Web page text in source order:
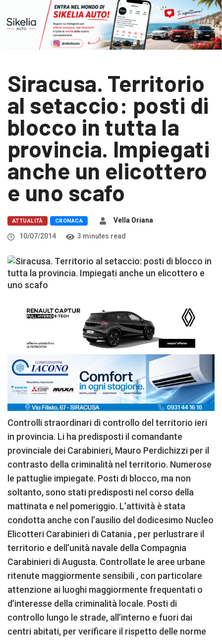
Siracusa. Territorio
al setaccio: posti di
blocco in tutta la
provincia. Impiegati
anche un elicottero
e uno scafo
ATTUALITÀ CRONACA
Vella Oriana
10/07/2014
3 minutes read
Controlli straordinari di controllo del territorio ieri
in provincia. Li ha predisposti il comandante
provinciale dei Carabinieri, Mauro Perdichizzi per il
contrasto della criminalità nel territorio. Numerose
le pattuglie impiegate. Posti di blocco, ma non
soltanto, sono stati predisposti nel corso della
mattinata e nel pomeriggio. L’attività è stata
condotta anche con l’ausilio del dodicesimo Nucleo
Elicotteri Carabinieri di Catania , per perlustrare il
territorio e dell’unità navale della Compagnia
Carabinieri di Augusta. Controllate le aree urbane
ritenute maggiormente sensibili , con particolare
attenzione ai luoghi maggiormente frequentati o
d’interesse della criminalità locale. Posti di
controllo lungo le strade, all’interno e fuori dai
centri abitati, per verificare il rispetto delle norme